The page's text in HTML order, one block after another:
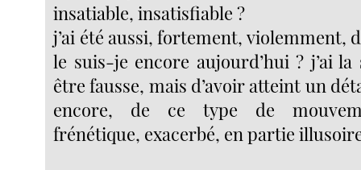
insatiable, insatisfiable ?
j’ai été aussi, fortement, violemment,
le suis-je encore aujourd’hui ? j’ai
être fausse, mais d’avoir atteint un
encore, de ce type de
frénétique, exacerbé, en partie